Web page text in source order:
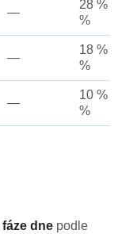
—
28 %
%
—
18 %
%
—
10 %
%
fáze dne podle